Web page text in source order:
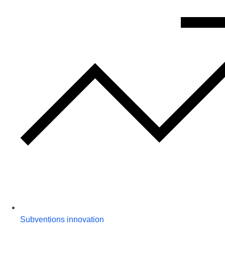
Subventions innovation